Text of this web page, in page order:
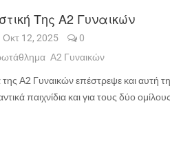
Της Α2 Γυναικών
Οκτ 12, 2025
0
Α2 Γυναικών
Α2 Γυναικών επέστρεψε και αυτή
παιχνίδια και για τους δύο